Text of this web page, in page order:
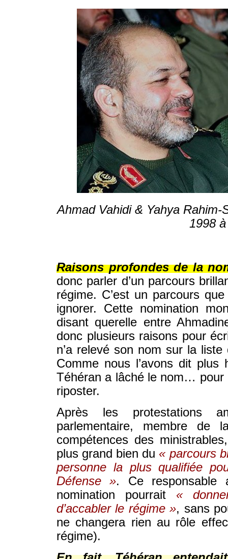
Ahmad Vahidi & Yahya
1998
Raisons profondes de la
donc parler d’un parcours
régime. C’est un parcours
ignorer. Cette nomination
disant querelle entre
donc plusieurs raisons pour
n’a relevé son nom sur la
Comme nous l’avons dit
Téhéran a lâché le nom… pour
riposter.
Après les protestations
parlementaire, membre de
compétences des
plus grand bien du « parcours
personne la plus qualifiée
Défense ». Ce responsable
nomination pourrait «
d’accabler le régime », sans
ne changera rien au rôle
régime).